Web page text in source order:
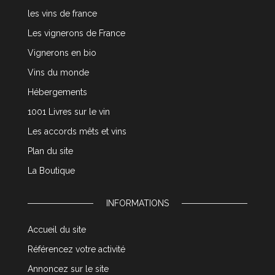
les vins de france
Les vignerons de France
Vignerons en bio
Vins du monde
Hébergements
1001 Livres sur le vin
Les accords mêts et vins
Plan du site
La Boutique
INFORMATIONS
Accueil du site
Référencez votre activité
Annoncez sur le site